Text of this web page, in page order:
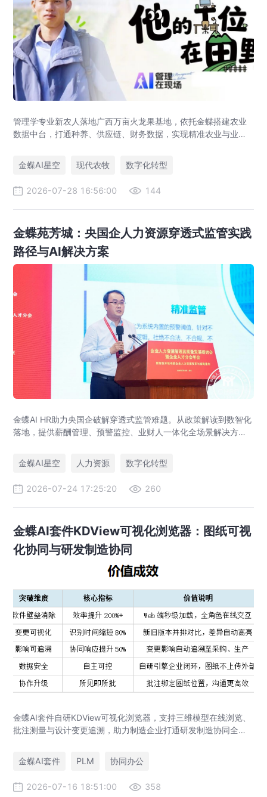
管理学专业新农人落地广西万亩火龙果基地，依托金蝶搭建农业
数据中台，打通种养、供应链、财务数据，实现精准农业与业财
金蝶AI星空
现代农牧 数字化转型
2026-07-28 16:56:00 144
金蝶苑芳城：央国企人力资源穿透式监管实践
路径与AI解决方案
金蝶AI HR助力央国企破解穿透式监管难题。从政策解读到数智化
落地，提供薪酬管理、预警监控、业财人一体化全场景解决方
金蝶AI星空
人力资源 数字化转型
2026-07-24 17:25:20 260
金蝶AI套件KDView可视化浏览器：图纸可视
化协同与研发制造协同
金蝶AI套件自研KDView可视化浏览器，支持三维模型在线浏览、
批注测量与设计变更追溯，助力制造企业打通研发制造协同全链
金蝶AI套件
PLM 协同办公
2026-07-16 18:51:00 358